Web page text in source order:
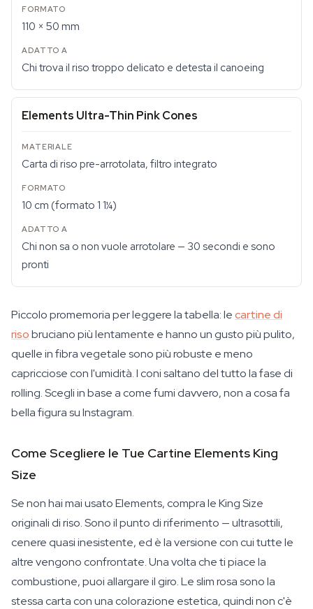
110 × 50 mm
Chi trova il riso troppo delicato e detesta il canoeing
Elements Ultra-Thin Pink Cones
Carta di riso pre-arrotolata, filtro integrato
10 cm (formato 1 1¼)
Chi non sa o non vuole arrotolare — 30 secondi e sono
pronti
Piccolo promemoria per leggere la tabella: lecartine di
risobruciano più lentamente e hanno un gusto più pulito,
quelle in fibra vegetale sono più robuste e meno
capricciose con l'umidità. I coni saltano del tutto la fase di
rolling. Scegli in base a come fumi davvero, non a cosa fa
bella figura su Instagram.
Come Scegliere le Tue Cartine Elements King
Size
Se non hai mai usato Elements, compra le King Size
originali di riso. Sono il punto di riferimento — ultrasottili,
cenere quasi inesistente, ed è la versione con cui tutte le
altre vengono confrontate. Una volta che ti piace la
combustione, puoi allargare il giro. Le slim rosa sono la
stessa carta con una colorazione estetica, quindi non c'è